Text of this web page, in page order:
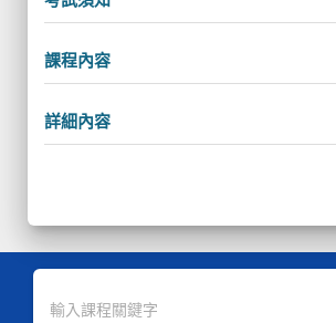
課程內容
詳細內容